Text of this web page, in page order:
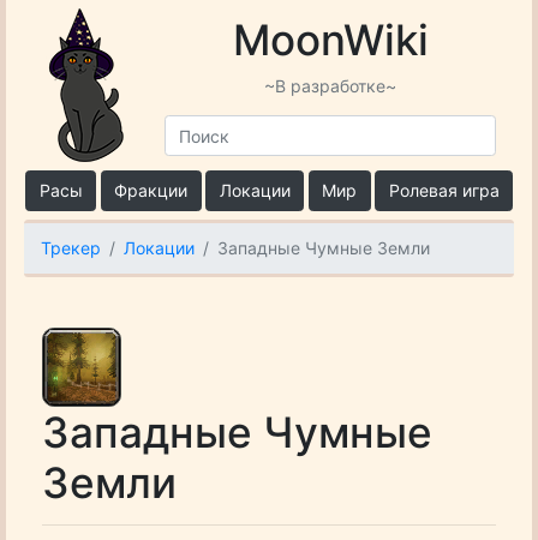
MoonWiki
~В разработке~
Расы Фракции Локации Мир Ролевая игра
Трекер Локации Западные Чумные Земли
Западные Чумные
Земли